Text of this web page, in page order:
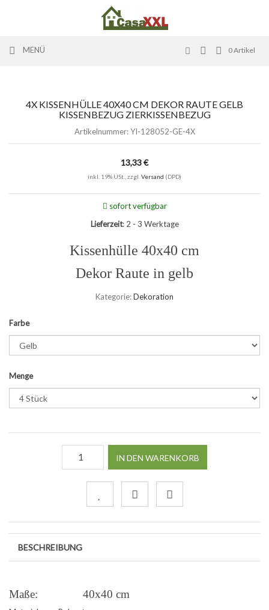
MENÜ 0Artikel
4X KISSENHÜLLE 40X40 CM DEKOR RAUTE GELB
KISSENBEZUG ZIERKISSENBEZUG
Artikelnummer:YI-128052-GE-4X
13,33 €
inkl. 19% USt., zzgl. Versand (DPD)
sofort verfügbar
Lieferzeit: 2 - 3 Werktage
Kissenhülle 40x40 cm
Dekor Raute in gelb
Kategorie:Dekoration
Farbe
Menge
IN DEN WARENKORB
BESCHREIBUNG
Maße: 40x40 cm